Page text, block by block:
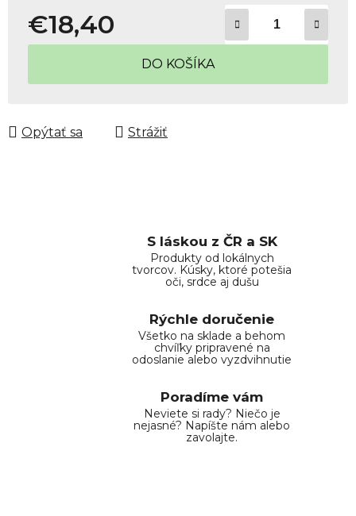
€18,40
Jednotková cena:
DO KOŠÍKA
Opýtať sa Strážiť
S láskou z ČR a SK
Produkty od lokálnych
tvorcov. Kúsky, ktoré potešia
oči, srdce aj dušu
Rýchle doručenie
Všetko na sklade a behom
chvíľky pripravené na
odoslanie alebo vyzdvihnutie
Poradíme vám
Neviete si rady? Niečo je
nejasné? Napíšte nám alebo
zavolajte.